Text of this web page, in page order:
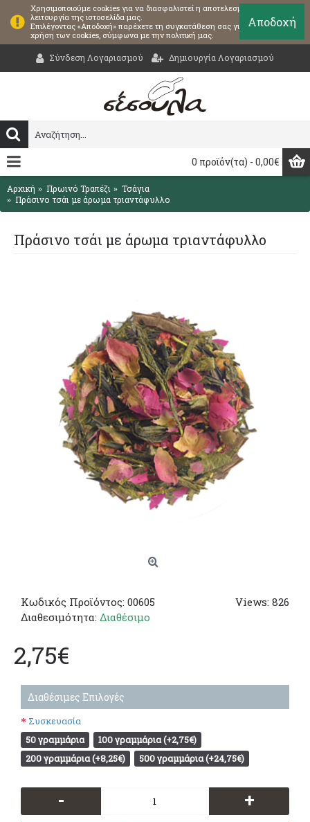
Χρησιμοποιούμε cookies για να διασφαλιστεί η αποτελεσματική
λειτουργία της ιστοσελίδα μας.
Επιλέγοντας «Αποδοχή» παρέχετε τη συγκατάθεση σας για τη
χρήση των cookies, σύμφωνα με την πολιτική μας.
Αποδοχή
Σύνδεση Λογαριασμού Δημιουργία Λογαριασμού
0 προϊόν(τα) - 0,00€
Αρχική Πρωινό Τραπέζι
Τσάγια
Πράσινο τσάι με άρωμα τριαντάφυλλο
Πράσινο τσάι με άρωμα τριαντάφυλλο
Views: 826
Κωδικός Προϊόντος: 00605
Διαθεσιμότητα: Διαθέσιμο
2,75€
Διαθέσιμες Επιλογές
Συσκευασία
50 γραμμάρια
100 γραμμάρια (+2,75€)
200 γραμμάρια (+8,25€)
500 γραμμάρια (+24,75€)
- +